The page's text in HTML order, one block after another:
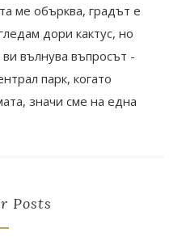
ме обърква, градът е
дори кактус, но
вълнува въпросът -
парк, когато
значи сме на една
Posts